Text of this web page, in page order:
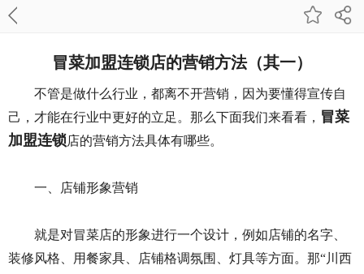
冒菜加盟连锁店的营销方法（其一）
不管是做什么行业，都离不开营销，因为要懂得宣传自
己，才能在行业中更好的立足。那么下面我们来看看， 冒菜
加盟连锁店的营销方法具体有哪些。
一、店铺形象营销
就是对冒菜店的形象进行一个设计，例如店铺的名字、
装修风格、用餐家具、店铺格调氛围、灯具等方面。那“川西